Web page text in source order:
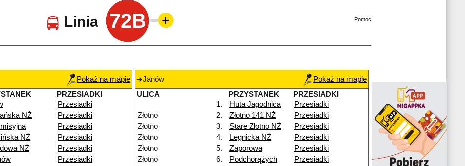
Linia 72B Pomoc
Pokaż na mapie
PRZESIADKI
Przesiadki
NŻ
Przesiadki
Przesiadki
NŻ
Przesiadki
NŻ
Przesiadki
Przesiadki
Janów
Pokaż na mapie
ULICA
PRZYSTANEK
PRZESIADKI
1.
Huta Jagodnica
Przesiadki
Złotno
2. Złotno 141 NŻ
Przesiadki
Złotno
3. Stare Złotno NŻ
Przesiadki
Złotno
4. Legnicka NŻ
Przesiadki
Złotno
5. Zaporowa
Przesiadki
Złotno
6. Podchorążych
Przesiadki